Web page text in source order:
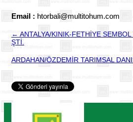
Email : htorbali@multitohum.com
← ANTALYA/KINIK-FETHİYE SEMBOL
ŞTİ.
ARDAHAN/ÖZDEMİR TARIMSAL